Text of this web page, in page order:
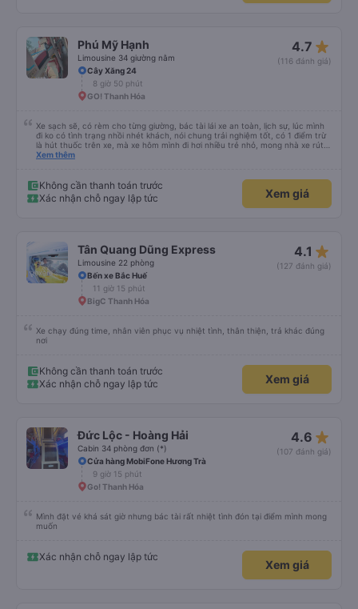
Phú Mỹ Hạnh
Limousine 34 giường nằm
4.7 star_rate
(116 đánh giá)
Cây Xăng 24
8 giờ 50 phút
GO! Thanh Hóa
Xe sạch sẽ, có rèm cho từng giường, bác tài lái xe an toàn, lịch sự, lúc mình
đi ko có tình trạng nhồi nhét khách, nói chung trải nghiệm tốt, có 1 điểm trừ
là hút thuốc trên xe, mà xe hôm mình đi hơi nhiều trẻ nhỏ, mong nhà xe rút
kinh nghiệm khi đọc đc bình luận này
Xem thêm
Không cần thanh toán trước
Xác nhận chỗ ngay lập tức
Xem giá
Tân Quang Dũng Express
Limousine 22 phòng
4.1 star_rate
(127 đánh giá)
Bến xe Bắc Huế
11 giờ 15 phút
BigC Thanh Hóa
Xe chạy đúng time, nhân viên phục vụ nhiệt tình, thân thiện, trả khác đúng
nơi
Không cần thanh toán trước
Xác nhận chỗ ngay lập tức
Xem giá
Đức Lộc - Hoàng Hải
Cabin 34 phòng đơn (*)
4.6 star_rate
(107 đánh giá)
Cửa hàng MobiFone Hương Trà
9 giờ 15 phút
Go! Thanh Hóa
Mình đặt vé khá sát giờ nhưng bác tài rất nhiệt tình đón tại điểm mình mong
muốn
Xác nhận chỗ ngay lập tức
Xem giá